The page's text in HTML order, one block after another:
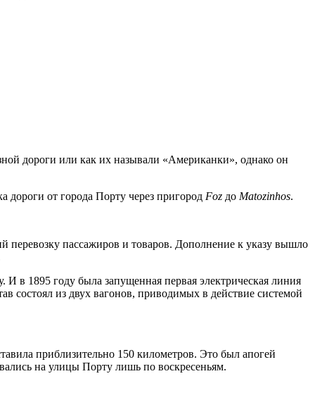
дороги или как их называли «Американки», однако он
дороги от города Порту через пригород Foz до Matozinhos.
перевозку пассажиров и товаров. Дополнение к указу вышло
И в 1895 году была запущенная первая электрическая линия
состоял из двух вагонов, приводимых в действие системой
приблизительно 150 километров. Это был апогей
на улицы Порту лишь по воскресеньям.